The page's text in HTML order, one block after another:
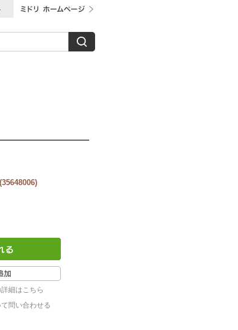
細はこちら
問い合わせる